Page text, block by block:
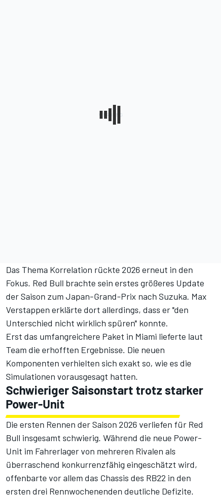
Das Thema Korrelation rückte 2026 erneut in den
Fokus. Red Bull brachte sein erstes größeres Update
der Saison zum Japan-Grand-Prix nach Suzuka. Max
Verstappen erklärte dort allerdings, dass er "den
Unterschied nicht wirklich spüren" konnte.
Erst das umfangreichere Paket in Miami lieferte laut
Team die erhofften Ergebnisse. Die neuen
Komponenten verhielten sich exakt so, wie es die
Simulationen vorausgesagt hatten.
Schwieriger Saisonstart trotz starker
Power-Unit
Die ersten Rennen der Saison 2026 verliefen für Red
Bull insgesamt schwierig. Während die neue Power-
Unit im Fahrerlager von mehreren Rivalen als
überraschend konkurrenzfähig eingeschätzt wird,
offenbarte vor allem das Chassis des RB22 in den
ersten drei Rennwochenenden deutliche Defizite.